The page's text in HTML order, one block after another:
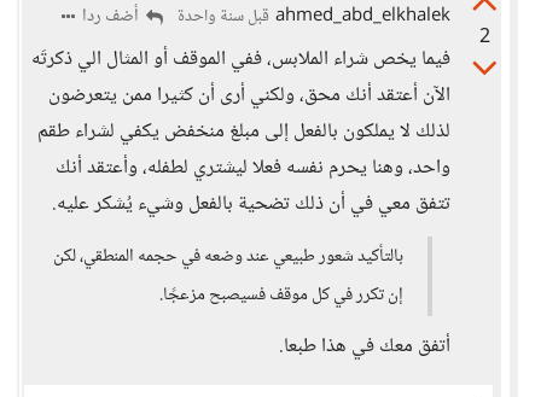
2
ahmed_abd_elkhalek قبل سنة واحدة أضف ردا
فيما يخص شراء الملابس، ففي الموقف أو المثال الي ذكرتَه
الآن أعتقد أنك محق، ولكني أرى أن كثيرا ممن يتعرضون
لذلك لا يملكون بالفعل إلى مبلغ منخفض يكفي لشراء طقم
واحد، وهنا يحرم نفسه فعلا ليشتري لطفله، وأعتقد أنك
تتفق معي في أن ذلك تضحية بالفعل وشيء يُشكر عليه.
بالتأكيد شعور طبيعي عند وضعه في حجمه المنطقي، لكن
إن تكرر في كل موقف فسيصبح مزعجًا.
أتفق معك في هذا طبعا.